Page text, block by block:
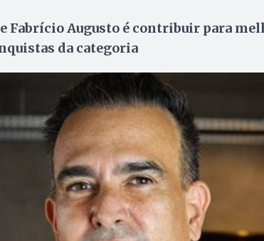
Fabrício Augusto é contribuir para
da categoria